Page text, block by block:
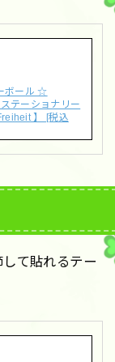
ボール ☆
テーショナリー
】 [税込
て貼れるテー